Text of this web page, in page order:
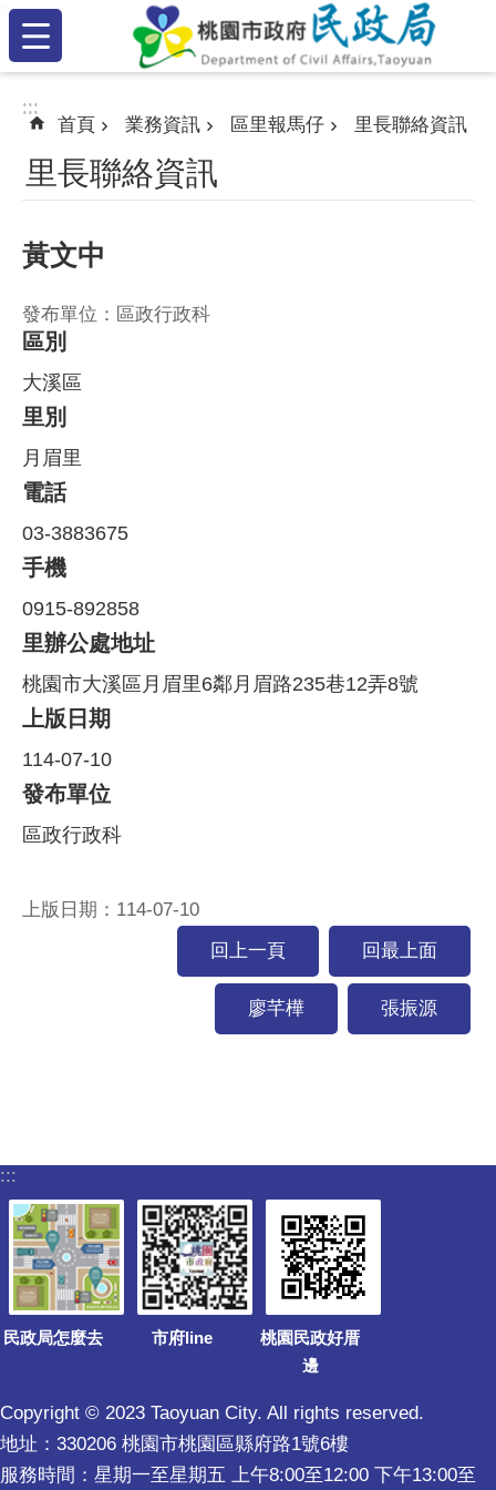
跳到主要內容區塊
:::
:::
:::
首頁 業務資訊 區里報馬仔 里長聯絡資訊
里長聯絡資訊
黃文中
發布單位：區政行政科
區別
大溪區
里別
月眉里
電話
03-3883675
手機
0915-892858
里辦公處地址
桃園市大溪區月眉里6鄰月眉路235巷12弄8號
上版日期
114-07-10
發布單位
區政行政科
上版日期：114-07-10
回上一頁
回最上面
廖芊樺 張振源
:::
民政局怎麼去 市府line
桃園民政好厝
邊
Copyright © 2023 Taoyuan City. All rights reserved.
地址：330206 桃園市桃園區縣府路1號6樓
服務時間：星期一至星期五 上午8:00至12:00 下午13:00至